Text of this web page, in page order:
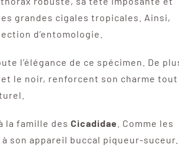
grandes cigales tropicales. Ainsi,
d’entomologie.
l’élégance de ce spécimen. De
le noir, renforcent son charme tout
la famille des Cicadidae
. Comme les
son appareil buccal piqueur-suceur.